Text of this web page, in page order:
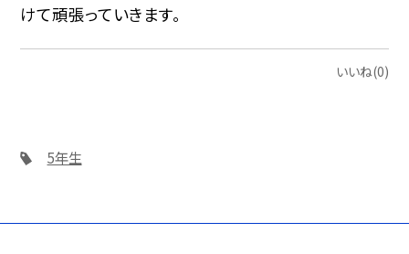
けて頑張っていきます。
いいね(0)
5年生